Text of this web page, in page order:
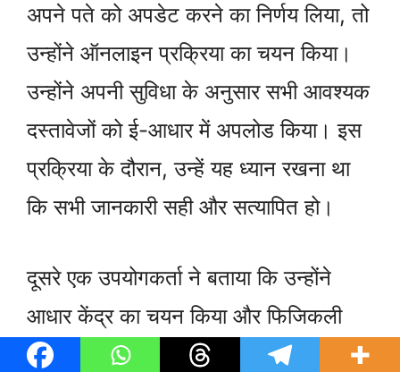
अपने पते को अपडेट करने का निर्णय लिया, तो
उन्होंने ऑनलाइन प्रक्रिया का चयन किया।
उन्होंने अपनी सुविधा के अनुसार सभी आवश्यक
दस्तावेजों को ई-आधार में अपलोड किया। इस
प्रक्रिया के दौरान, उन्हें यह ध्यान रखना था
कि सभी जानकारी सही और सत्यापित हो।
दूसरे एक उपयोगकर्ता ने बताया कि उन्होंने
आधार केंद्र का चयन किया और फिजिकली
जाकर अपडेट करने का निर्णय लिया। उन्होंने